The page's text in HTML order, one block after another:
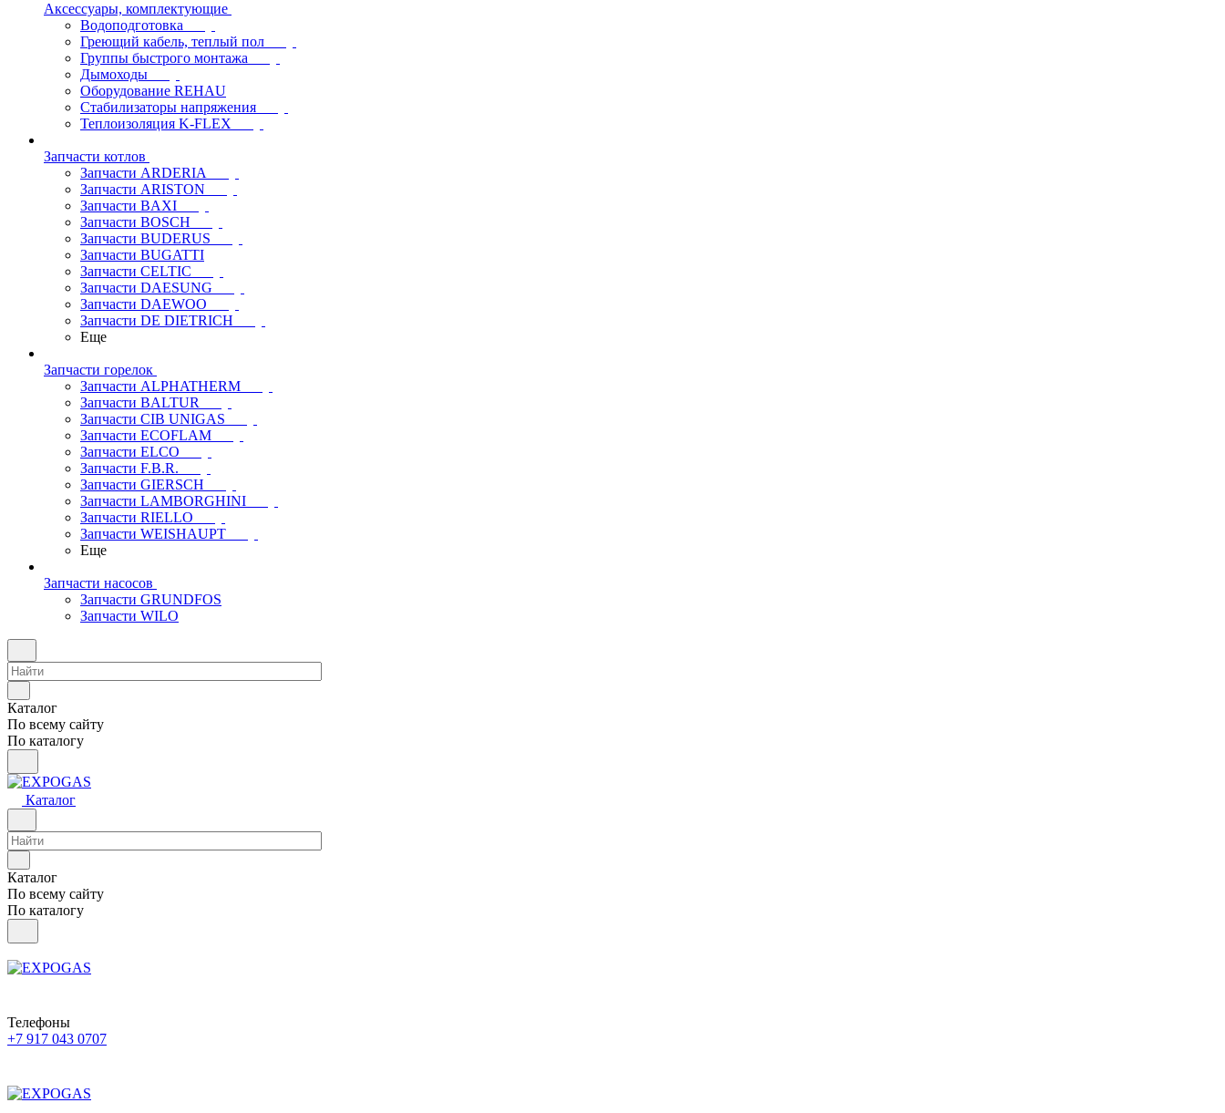
Аксессуары, комплектующие
Водоподготовка
Греющий кабель, теплый пол
Группы быстрого монтажа
Дымоходы
Оборудование REHAU
Стабилизаторы напряжения
Теплоизоляция K-FLEX
Запчасти котлов
Запчасти ARDERIA
Запчасти ARISTON
Запчасти BAXI
Запчасти BOSCH
Запчасти BUDERUS
Запчасти BUGATTI
Запчасти CELTIC
Запчасти DAESUNG
Запчасти DAEWOO
Запчасти DE DIETRICH
Еще
Запчасти горелок
Запчасти ALPHATHERM
Запчасти BALTUR
Запчасти CIB UNIGAS
Запчасти ECOFLAM
Запчасти ELCO
Запчасти F.B.R.
Запчасти GIERSCH
Запчасти LAMBORGHINI
Запчасти RIELLO
Запчасти WEISHAUPT
Еще
Запчасти насосов
Запчасти GRUNDFOS
Запчасти WILO
Каталог
По всему сайту
По каталогу
Каталог
Каталог
По всему сайту
По каталогу
Телефоны
+7 917 043 0707